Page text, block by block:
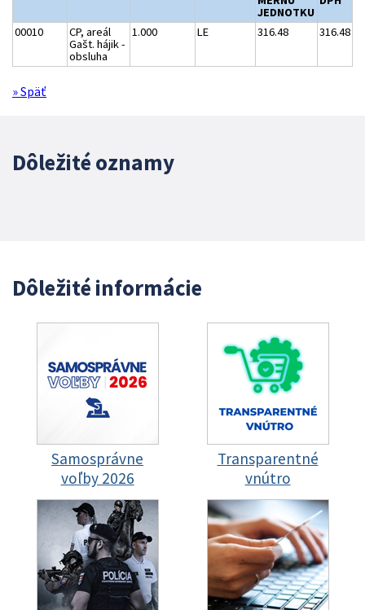
JEDNOTKU
00010
CP, areál
Gašt. hájik -
obsluha
1.000 LE 316.48 316.48
» Späť
Dôležité oznamy
Dôležité informácie
Samosprávne
voľby 2026
Transparentné
vnútro